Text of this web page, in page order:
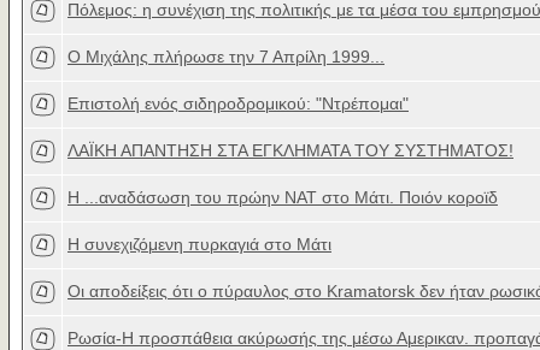
Πόλεμος: η συνέχιση της πολιτικής με τα μέσα του εμπρησμού
Ο Μιχάλης πλήρωσε την 7 Απρίλη 1999...
Επιστολή ενός σιδηροδρομικού: "Ντρέπομαι"
ΛΑΪΚΗ ΑΠΑΝΤΗΣΗ ΣΤΑ ΕΓΚΛΗΜΑΤΑ ΤΟΥ ΣΥΣΤΗΜΑΤΟΣ!
Η ...αναδάσωση του πρώην ΝΑΤ στο Μάτι. Ποιόν κοροϊδ
Η συνεχιζόμενη πυρκαγιά στο Μάτι
Οι αποδείξεις ότι ο πύραυλος στο Kramatorsk δεν ήταν
Ρωσία-Η προσπάθεια ακύρωσής της μέσω Αμερικαν.